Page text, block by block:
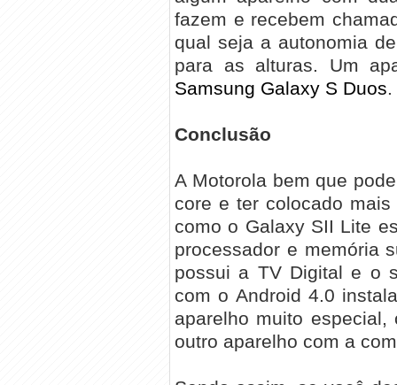
fazem e recebem
qual seja a autonomia
para as alturas. Um
Samsung Galaxy S Duos.
Conclusão
A Motorola bem que
core e ter colocado
como o Galaxy SII Lite
processador e memória
possui a TV Digital e o
com o Android 4.0
aparelho muito
outro aparelho com a